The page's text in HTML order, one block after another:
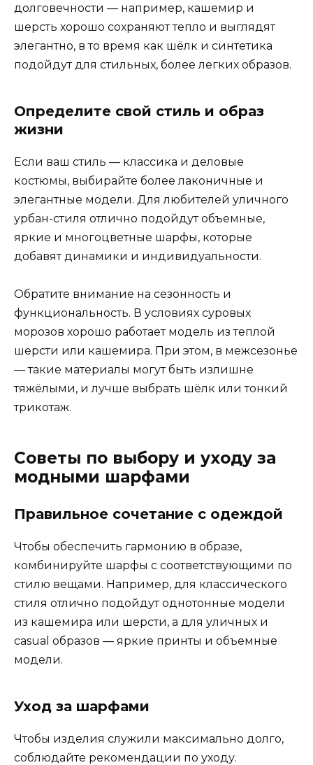
долговечности — например, кашемир и
шерсть хорошо сохраняют тепло и выглядят
элегантно, в то время как шёлк и синтетика
подойдут для стильных, более легких образов.
Определите свой стиль и образ
жизни
Если ваш стиль — классика и деловые
костюмы, выбирайте более лаконичные и
элегантные модели. Для любителей уличного
урбан-стиля отлично подойдут объемные,
яркие и многоцветные шарфы, которые
добавят динамики и индивидуальности.
Обратите внимание на сезонность и
функциональность. В условиях суровых
морозов хорошо работает модель из теплой
шерсти или кашемира. При этом, в межсезонье
— такие материалы могут быть излишне
тяжёлыми, и лучше выбрать шёлк или тонкий
трикотаж.
Советы по выбору и уходу за
модными шарфами
Правильное сочетание с одеждой
Чтобы обеспечить гармонию в образе,
комбинируйте шарфы с соответствующими по
стилю вещами. Например, для классического
стиля отлично подойдут однотонные модели
из кашемира или шерсти, а для уличных и
casual образов — яркие принты и объемные
модели.
Уход за шарфами
Чтобы изделия служили максимально долго,
соблюдайте рекомендации по уходу.